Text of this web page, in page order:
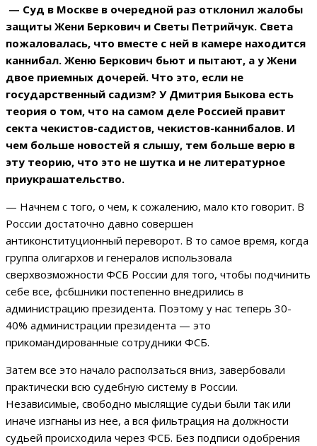
— Суд в Москве в очередной раз отклонил жалобы
защиты Жени Беркович и Светы Петрийчук. Света
пожаловалась, что вместе с ней в камере находится
каннибал. Женю Беркович бьют и пытают, а у Жени
двое приемных дочерей. Что это, если не
государственный садизм? У Дмитрия Быкова есть
теория о том, что на самом деле Россией правит
секта чекистов-садистов, чекистов-каннибалов. И
чем больше новостей я слышу, тем больше верю в
эту теорию, что это не шутка и не литературное
приукрашательство.
— Начнем с того, о чем, к сожалению, мало кто говорит. В
России достаточно давно совершен
антиконституционный переворот. В то самое время, когда
группа олигархов и генералов использовала
сверхвозможности ФСБ России для того, чтобы подчинить
себе все, фсбшники постепенно внедрились в
администрацию президента. Поэтому у нас теперь 30-
40% администрации президента — это
прикомандированные сотрудники ФСБ.
Затем все это начало расползаться вниз, завербовали
практически всю судебную систему в России.
Независимые, свободно мыслящие судьи были так или
иначе изгнаны из нее, а вся фильтрация на должности
судьей происходила через ФСБ. Без подписи одобрения